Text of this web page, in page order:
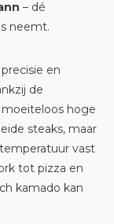
– dé
neemt.
en
de
hoge
steaks, maar
vast
tot pizza en
kamado kan